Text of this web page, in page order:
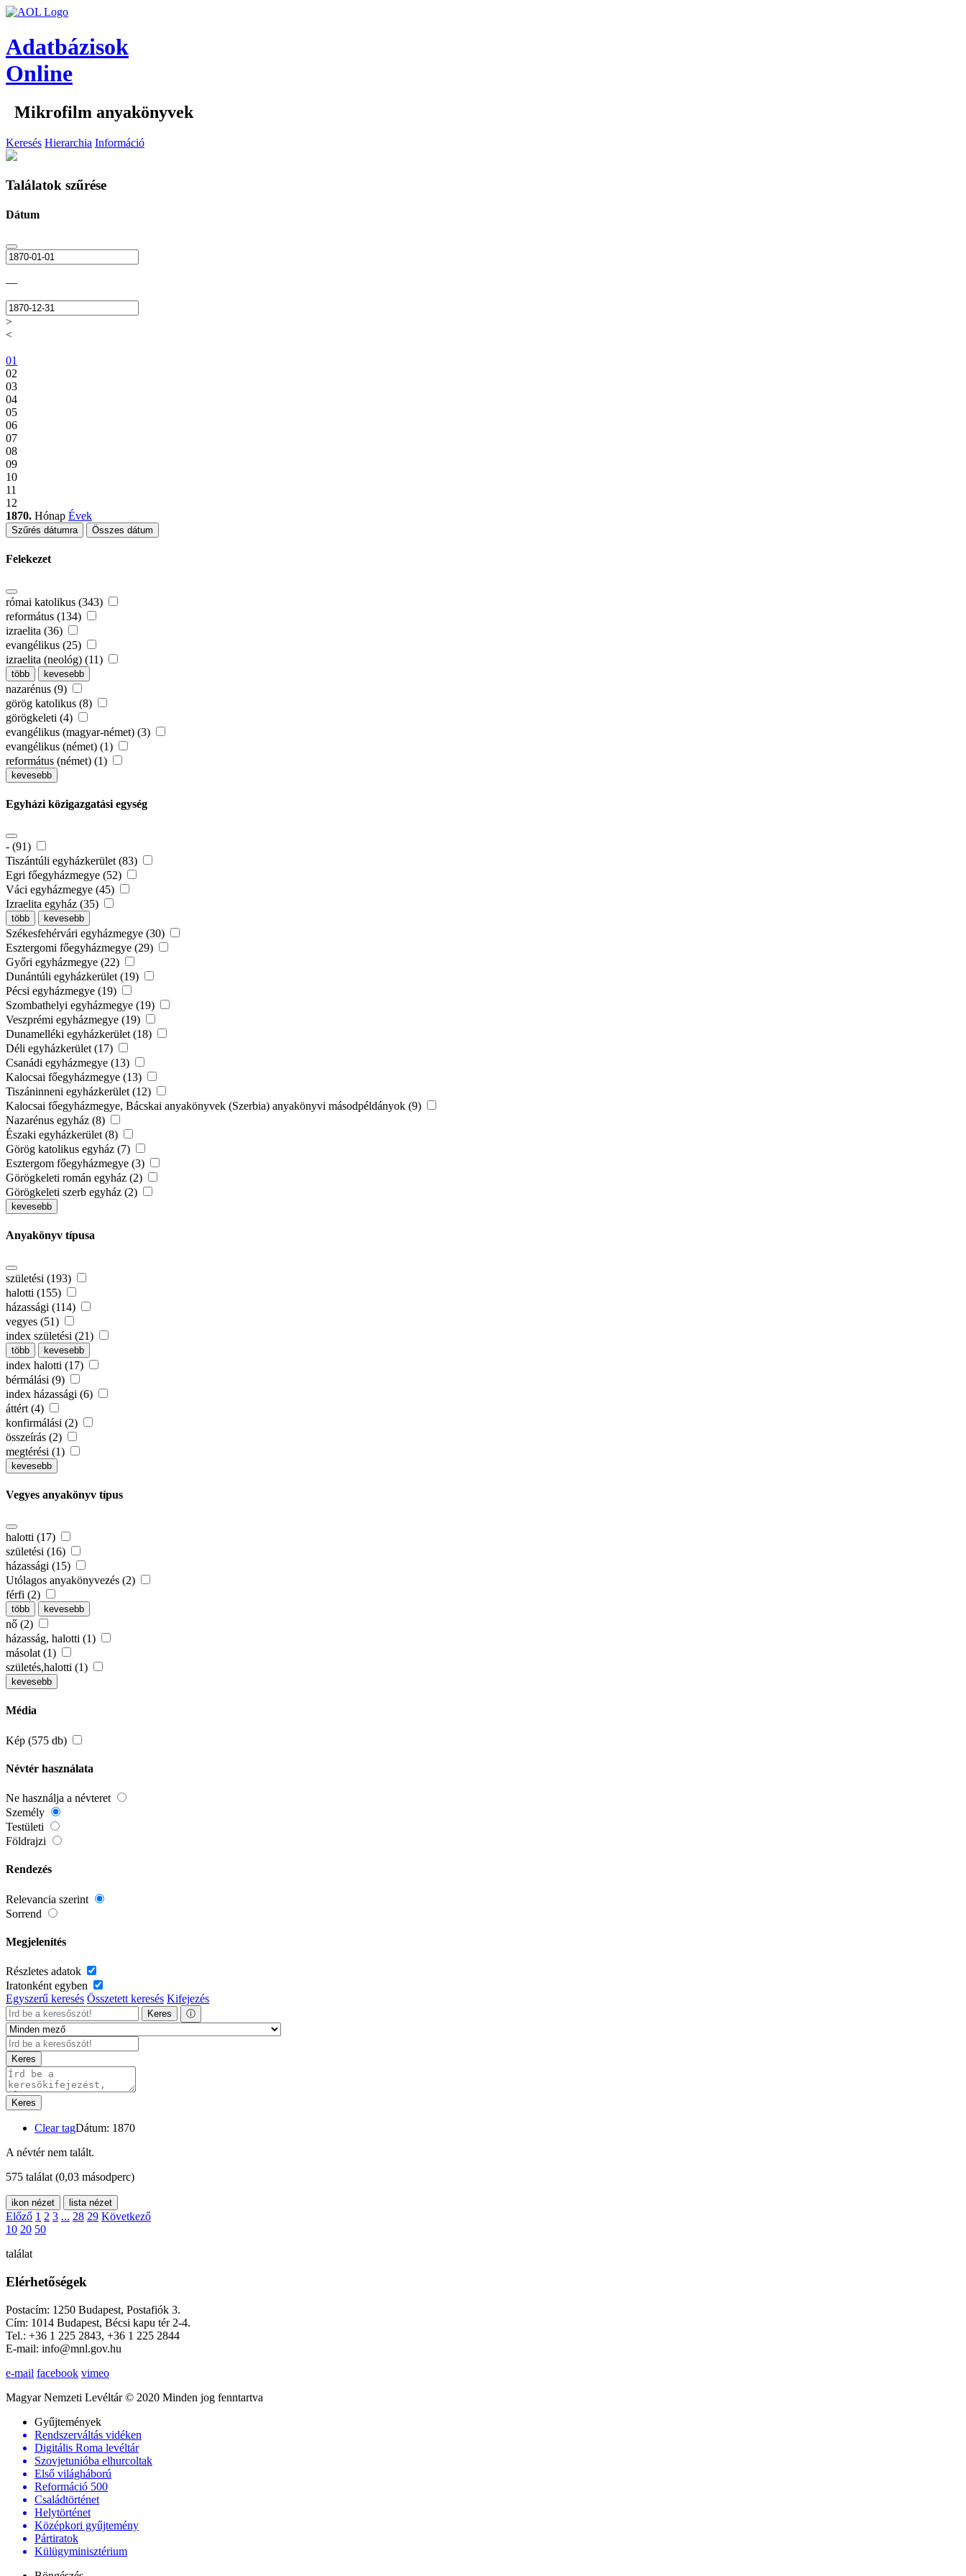
Adatbázisok
Online
Mikrofilm anyakönyvek
Keresés Hierarchia Információ
Találatok szűrése
Dátum
—
>
<
01
02
03
04
05
06
07
08
09
10
11
12
1870. Hónap Évek
Szűrés dátumra Összes dátum
Felekezet
római katolikus (343)
református (134)
izraelita (36)
evangélikus (25)
izraelita (neológ) (11)
több kevesebb
nazarénus (9)
görög katolikus (8)
görögkeleti (4)
evangélikus (magyar-német) (3)
evangélikus (német) (1)
református (német) (1)
kevesebb
Egyházi közigazgatási egység
- (91)
Tiszántúli egyházkerület (83)
Egri főegyházmegye (52)
Váci egyházmegye (45)
Izraelita egyház (35)
több kevesebb
Székesfehérvári egyházmegye (30)
Esztergomi főegyházmegye (29)
Győri egyházmegye (22)
Dunántúli egyházkerület (19)
Pécsi egyházmegye (19)
Szombathelyi egyházmegye (19)
Veszprémi egyházmegye (19)
Dunamelléki egyházkerület (18)
Déli egyházkerület (17)
Csanádi egyházmegye (13)
Kalocsai főegyházmegye (13)
Tiszáninneni egyházkerület (12)
Kalocsai főegyházmegye, Bácskai anyakönyvek (Szerbia) anyakönyvi másodpéldányok (9)
Nazarénus egyház (8)
Északi egyházkerület (8)
Görög katolikus egyház (7)
Esztergom főegyházmegye (3)
Görögkeleti román egyház (2)
Görögkeleti szerb egyház (2)
kevesebb
Anyakönyv típusa
születési (193)
halotti (155)
házassági (114)
vegyes (51)
index születési (21)
több kevesebb
index halotti (17)
bérmálási (9)
index házassági (6)
áttért (4)
konfirmálási (2)
összeírás (2)
megtérési (1)
kevesebb
Vegyes anyakönyv típus
halotti (17)
születési (16)
házassági (15)
Utólagos anyakönyvezés (2)
férfi (2)
több kevesebb
nő (2)
házasság, halotti (1)
másolat (1)
születés,halotti (1)
kevesebb
Média
Kép (575 db)
Névtér használata
Ne használja a névteret
Személy
Testületi
Földrajzi
Rendezés
Relevancia szerint
Sorrend
Megjelenítés
Részletes adatok
Iratonként egyben
Egyszerű keresés Összetett keresés Kifejezés
Keres ⓘ
Keres
Keres
Clear tagDátum: 1870
A névtér nem talált.
575 találat (0,03 másodperc)
ikon nézet lista nézet
Előző 1 2 3 ... 28 29 Következő
10 20 50
találat
Elérhetőségek
Postacím: 1250 Budapest, Postafiók 3.
Cím: 1014 Budapest, Bécsi kapu tér 2-4.
Tel.: +36 1 225 2843, +36 1 225 2844
E-mail: info@mnl.gov.hu
e-mail facebook vimeo
Magyar Nemzeti Levéltár © 2020 Minden jog fenntartva
Gyűjtemények
Rendszerváltás vidéken
Digitális Roma levéltár
Szovjetunióba elhurcoltak
Első világháború
Reformáció 500
Családtörténet
Helytörténet
Középkori gyűjtemény
Pártiratok
Külügyminisztérium